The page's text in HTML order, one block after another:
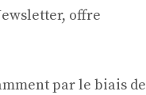
offre
par le biais de